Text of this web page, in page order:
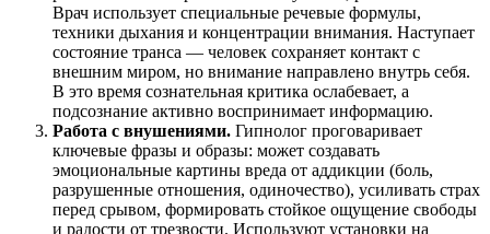
Врач использует специальные речевые формулы,
техники дыхания и концентрации внимания. Наступает
состояние транса — человек сохраняет контакт с
внешним миром, но внимание направлено внутрь себя.
В это время сознательная критика ослабевает, а
подсознание активно воспринимает информацию.
Работа с внушениями. Гипнолог проговаривает
ключевые фразы и образы: может создавать
эмоциональные картины вреда от аддикции (боль,
разрушенные отношения, одиночество), усиливать страх
перед срывом, формировать стойкое ощущение свободы
и радости от трезвости. Используют установки на